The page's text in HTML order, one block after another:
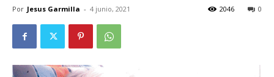
Por Jesus Garmilla - 4 junio, 2021 0
2046